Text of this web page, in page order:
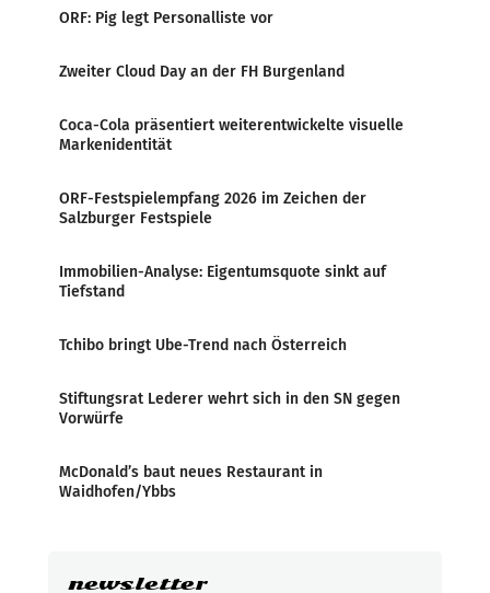
ORF: Pig legt Personalliste vor
Zweiter Cloud Day an der FH Burgenland
Coca-Cola präsentiert weiterentwickelte visuelle
Markenidentität
ORF-Festspielempfang 2026 im Zeichen der
Salzburger Festspiele
Immobilien-Analyse: Eigentumsquote sinkt auf
Tiefstand
Tchibo bringt Ube-Trend nach Österreich
Stiftungsrat Lederer wehrt sich in den SN gegen
Vorwürfe
McDonald’s baut neues Restaurant in
Waidhofen/Ybbs
newsletter